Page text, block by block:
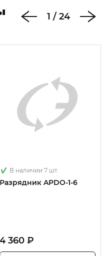
1 / 24
В наличии 7 шт.
Разрядник APDO-1-6
4 360 ₽